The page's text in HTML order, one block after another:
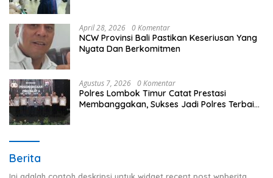
April 28, 2026 0 Komentar
NCW Provinsi Bali Pastikan Keseriusan Yang
Nyata Dan Berkomitmen
Agustus 7, 2026 0 Komentar
Polres Lombok Timur Catat Prestasi
Membanggakan, Sukses Jadi Polres Terbaik
Berita